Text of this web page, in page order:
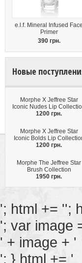
e.l.f. Mineral Infused Face
Primer
390 грн.
Новые
Morphe X Jeffree Star
Iconic Nudes Lip
1200 грн.
Morphe X Jeffree Star
Iconic Bolds Lip
1200 грн.
Morphe The Jeffree Star
Brush Collection
1950 грн.
'; html += '';
'; var image
' + image + '
'; } html += '